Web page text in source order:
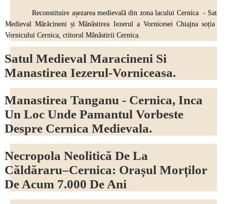
Reconstituire așezarea medievală din zona lacului Cernica - Sat
Medieval Mărăcineni și Mănăstirea Iezerul a Vornicesei Chiajna soția
Vornicului Cernica, ctitorul Mănăstirii Cernica.
Satul Medieval Maracineni Si
Manastirea Iezerul-Vorniceasa.
Manastirea Tanganu - Cernica, Inca
Un Loc Unde Pamantul Vorbeste
Despre Cernica Medievala.
Necropola Neolitică De La
Căldăraru–Cernica: Orașul Morților
De Acum 7.000 De Ani